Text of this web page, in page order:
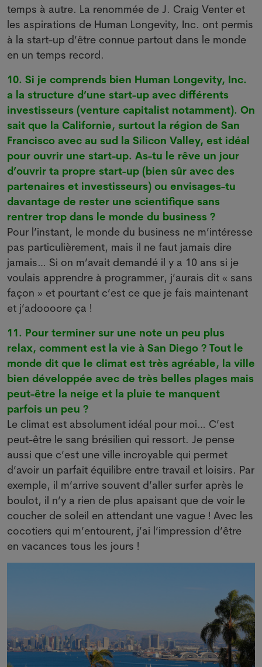
temps à autre. La renommée de J. Craig Venter et
les aspirations de Human Longevity, Inc. ont permis
à la start-up d’être connue partout dans le monde
en un temps record.
10. Si je comprends bien Human Longevity, Inc.
a la structure d’une start-up avec différents
investisseurs (venture capitalist notamment). On
sait que la Californie, surtout la région de San
Francisco avec au sud la Silicon Valley, est idéal
pour ouvrir une start-up. As-tu le rêve un jour
d’ouvrir ta propre start-up (bien sûr avec des
partenaires et investisseurs) ou envisages-tu
davantage de rester une scientifique sans
rentrer trop dans le monde du business ?
Pour l’instant, le monde du business ne m’intéresse
pas particulièrement, mais il ne faut jamais dire
jamais… Si on m’avait demandé il y a 10 ans si je
voulais apprendre à programmer, j’aurais dit « sans
façon » et pourtant c’est ce que je fais maintenant
et j’adoooore ça !
11. Pour terminer sur une note un peu plus
relax, comment est la vie à San Diego ? Tout le
monde dit que le climat est très agréable, la ville
bien développée avec de très belles plages mais
peut-être la neige et la pluie te manquent
parfois un peu ?
Le climat est absolument idéal pour moi… C’est
peut-être le sang brésilien qui ressort. Je pense
aussi que c’est une ville incroyable qui permet
d’avoir un parfait équilibre entre travail et loisirs. Par
exemple, il m’arrive souvent d’aller surfer après le
boulot, il n’y a rien de plus apaisant que de voir le
coucher de soleil en attendant une vague ! Avec les
cocotiers qui m’entourent, j’ai l’impression d’être
en vacances tous les jours !